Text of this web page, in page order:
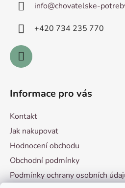
info@chovatelske-
+420 ­734 235 770
Informace pro vás
Kontakt
Jak nakupovat
Hodnocení obchodu
Obchodní podmínky
Podmínky ochrany osobních